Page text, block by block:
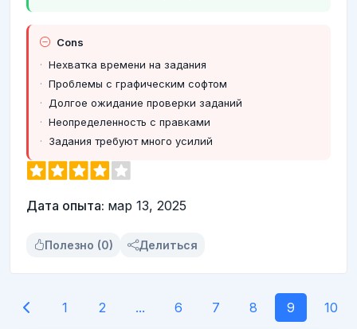
Cons
Нехватка времени на задания
Проблемы с графическим софтом
Долгое ожидание проверки заданий
Неопределенность с правками
Задания требуют много усилий
Дата опыта: мар 13, 2025
Полезно (0) Делиться
1 2 ... 6 7 8 9 10